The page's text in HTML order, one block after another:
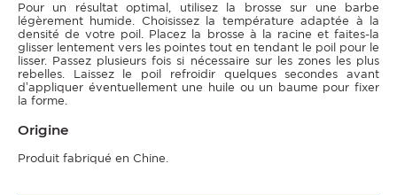
Pour un résultat optimal, utilisez la brosse sur une barbe
légèrement humide. Choisissez la température adaptée à la
densité de votre poil. Placez la brosse à la racine et faites-la
glisser lentement vers les pointes tout en tendant le poil pour le
lisser. Passez plusieurs fois si nécessaire sur les zones les plus
rebelles. Laissez le poil refroidir quelques secondes avant
d’appliquer éventuellement une huile ou un baume pour fixer
la forme.
Origine
Produit fabriqué en Chine.